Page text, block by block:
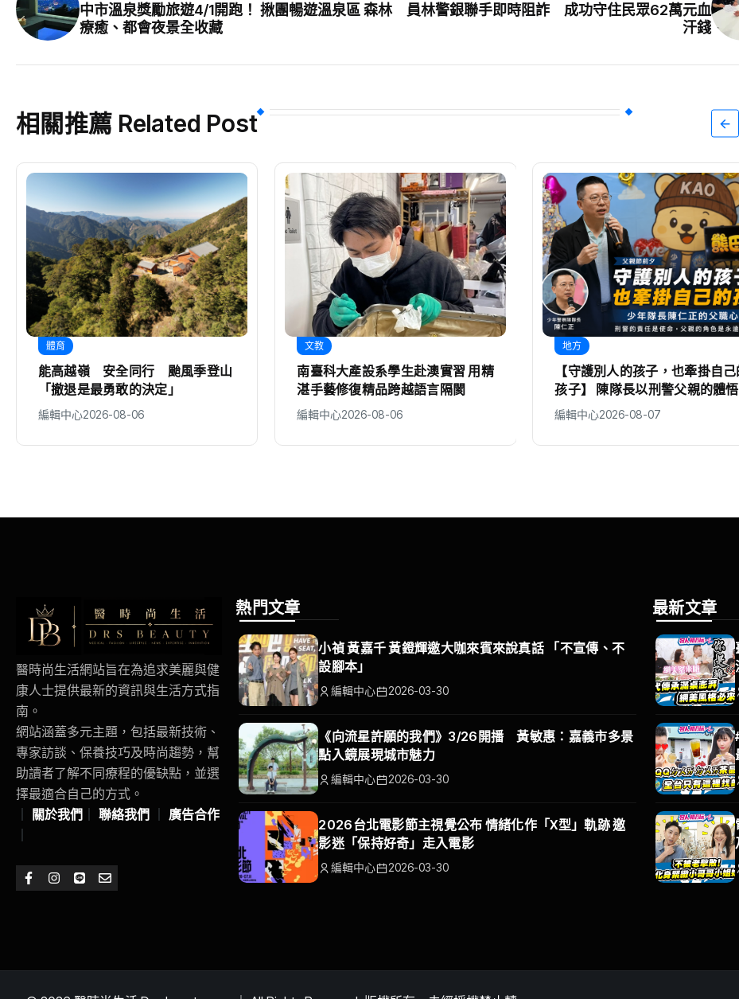
中市溫泉獎勵旅遊4/1開跑！ 揪團暢遊溫泉區 森林
療癒、都會夜景全收藏
員林警銀聯手即時阻詐 成功守住民眾62萬元血
汗錢
相關推薦 Related Post
體育
能高越嶺 安全同行 颱風季登山
「撤退是最勇敢的決定」
編輯中心2026-08-06
文教
南臺科大產設系學生赴澳實習 用精
湛手藝修復精品跨越語言隔閡
編輯中心2026-08-06
地方
【守護別人的孩子，也牽掛自己
孩子】 陳隊長以刑警父親的體
向「少年隊警察爸爸」致敬！
編輯中心2026-08-07
醫時尚生活網站旨在為追求美麗與健
康人士提供最新的資訊與生活方式指
南。
網站涵蓋多元主題，包括最新技術、
專家訪談、保養技巧及時尚趨勢，幫
助讀者了解不同療程的優缺點，並選
擇最適合自己的方式。
關於我們 聯絡我們
廣告合作
熱門文章
小禎 黃嘉千 黃鐙輝邀大咖來賓來說真話 「不宣傳、不
設腳本」
編輯中心 2026-03-30
《向流星許願的我們》3/26開播 黃敏惠：嘉義市多景
點入鏡展現城市魅力
編輯中心 2026-03-30
2026台北電影節主視覺公布 情緒化作「X型」軌跡 邀
影迷「保持好奇」走入電影
編輯中心 2026-03-30
最新文章